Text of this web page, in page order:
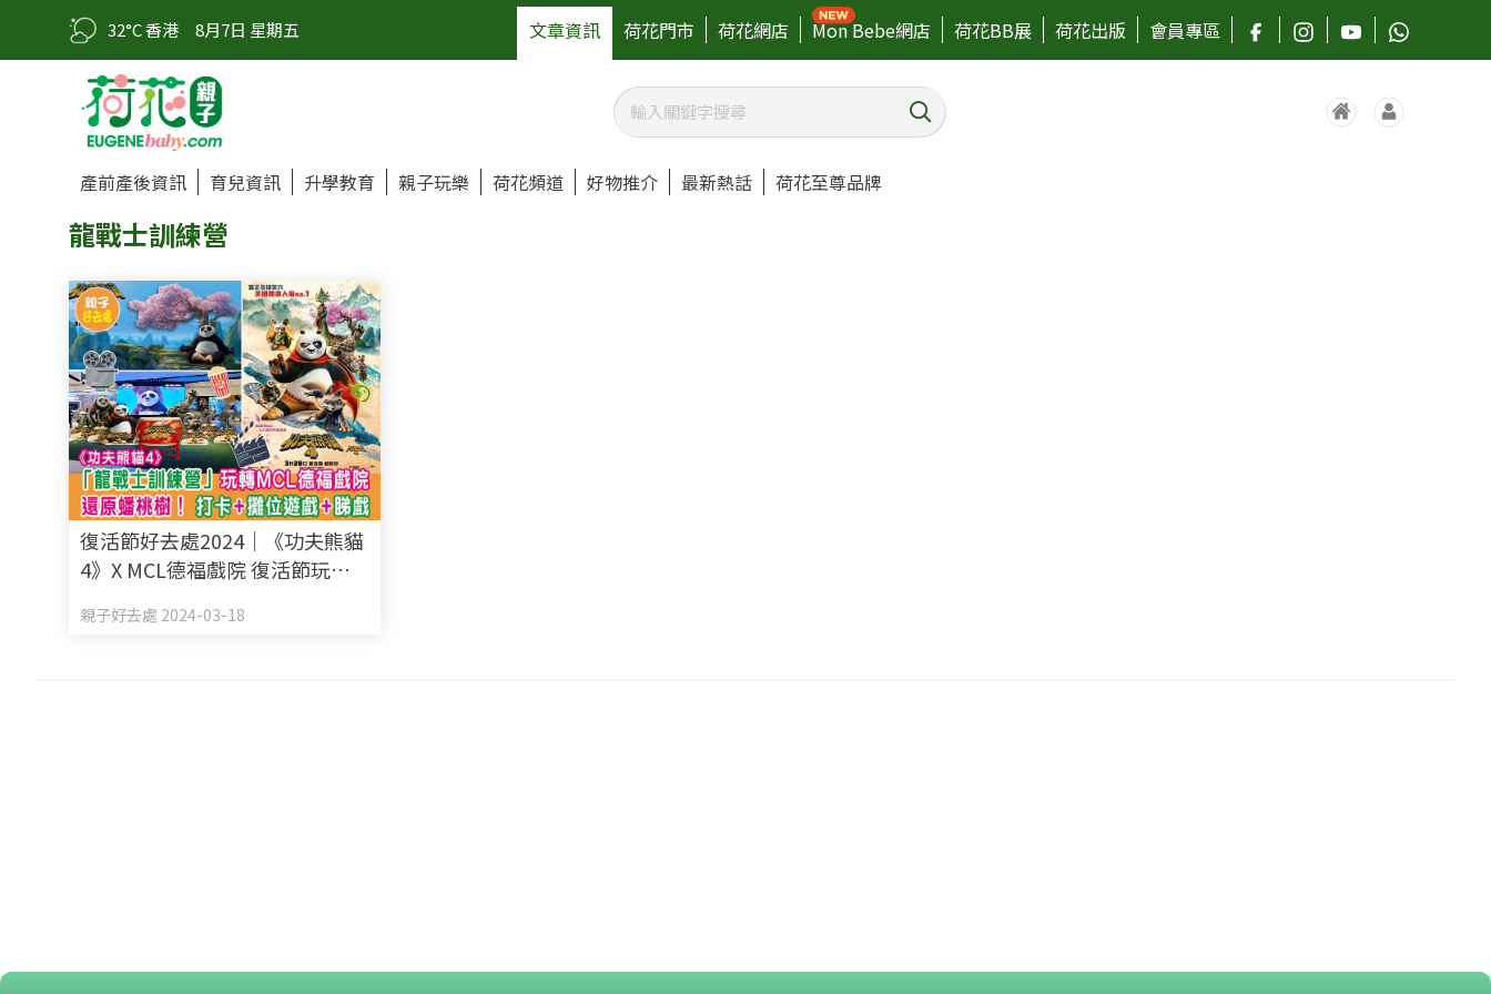
32°C 香港 8月7日 星期五 文章資訊 荷花門市 荷花網店 Mon Bebe網店 荷花BB展 荷花出版 會員專區
產前產後資訊 育兒資訊 升學教育 親子玩樂 荷花頻道 好物推介 最新熱話 荷花至尊品牌
龍戰士訓練營
復活節好去處2024｜《功夫熊貓
4》X MCL德福戲院 復活節玩轉
打卡+攤位遊戲+看電影
親子好去處 2024-03-18